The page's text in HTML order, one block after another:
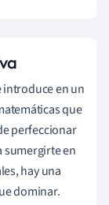
introduce en un
que
perfeccionar
sumergirte en
hay una
dominar.